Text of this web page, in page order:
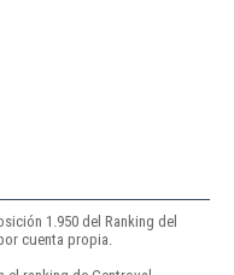
1.950 del Ranking del
cuenta propia.